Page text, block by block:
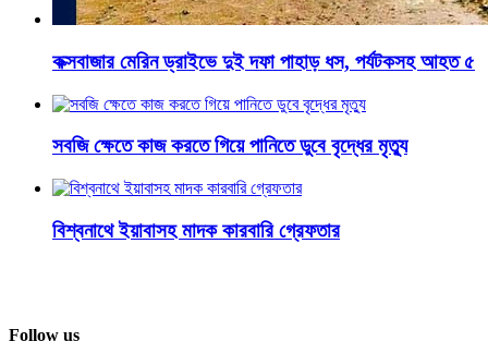
কক্সবাজার মেরিন ড্রাইভে দুই দফা পাহাড় ধস, পর্যটকসহ আহত ৫
সবজি ক্ষেতে কাজ করতে গিয়ে পানিতে ডুবে বৃদ্ধের মৃত্যু
বিশ্বনাথে ইয়াবাসহ মাদক কারবারি গ্রেফতার
Follow us